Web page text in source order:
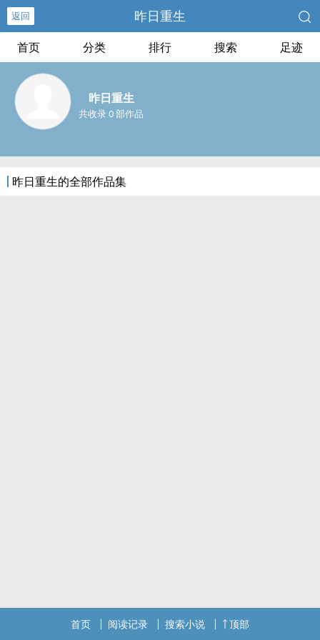
返回 昨日重生
首页 分类 排行 搜索 足迹
昨日重生
共收录 0 部作品
昨日重生的全部作品集
首页 阅读记录 搜索小说 顶部